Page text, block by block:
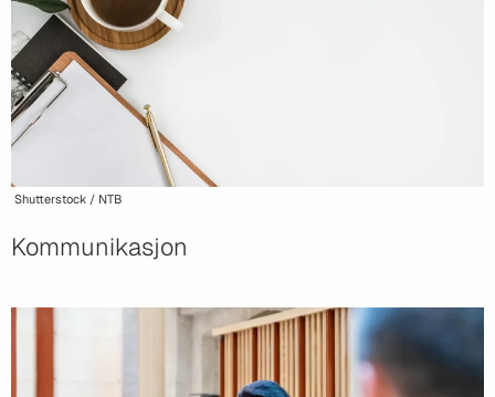
Shutterstock / NTB
Kommunikasjon